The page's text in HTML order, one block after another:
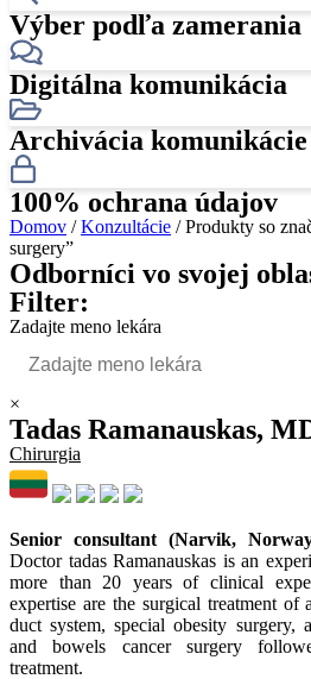
Výber podľa zamerania
Digitálna komunikácia
Archivácia komunikácie
100% ochrana údajov
Domov /Konzultácie / Produkty so
surgery”
Odborníci vo svojej
Filter:
Zadajte meno lekára
×
Tadas Ramanauskas,
Chirurgia
Senior consultant (Narvik,
Doctor tadas Ramanauskas is an
more than 20 years of clinical
expertise are the surgical treatment of
duct system, special obesity surgery,
and bowels cancer surgery
treatment.